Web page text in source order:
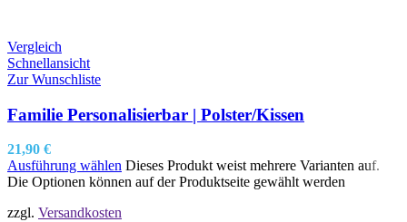
Vergleich
Schnellansicht
Zur Wunschliste
Familie Personalisierbar | Polster/Kissen
21,90 €
Ausführung wählen Dieses Produkt weist mehrere Varianten auf.
Die Optionen können auf der Produktseite gewählt werden
zzgl. Versandkosten